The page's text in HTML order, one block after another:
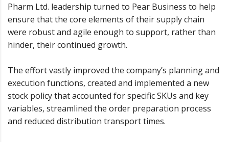
Pharm Ltd. leadership turned to Pear Business to help
ensure that the core elements of their supply chain
were robust and agile enough to support, rather than
hinder, their continued growth.
The effort vastly improved the company’s planning and
execution functions, created and implemented a new
stock policy that accounted for specific SKUs and key
variables, streamlined the order preparation process
and reduced distribution transport times.